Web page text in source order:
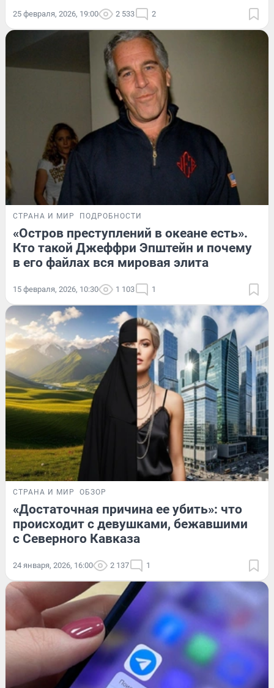
25 февраля, 2026, 19:00 2 533 2
СТРАНА И МИР ПОДРОБНОСТИ
«Остров преступлений в океане есть».
Кто такой Джеффри Эпштейн и почему
в его файлах вся мировая элита
15 февраля, 2026, 10:30 1 103 1
СТРАНА И МИР ОБЗОР
«Достаточная причина ее убить»: что
происходит с девушками, бежавшими
с Северного Кавказа
24 января, 2026, 16:00 2 137 1